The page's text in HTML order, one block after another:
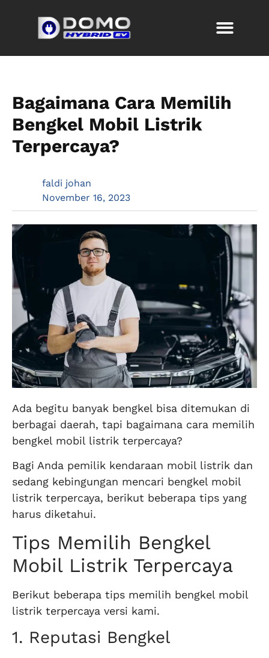
Bagaimana Cara Memilih
Bengkel Mobil Listrik
Terpercaya?
faldi johan
November 16, 2023
Ada begitu banyak bengkel bisa ditemukan di
berbagai daerah, tapi bagaimana cara memilih
bengkel mobil listrik terpercaya?
Bagi Anda pemilik kendaraan mobil listrik dan
sedang kebingungan mencari bengkel mobil
listrik terpercaya, berikut beberapa tips yang
harus diketahui.
Tips Memilih Bengkel
Mobil Listrik Terpercaya
Berikut beberapa tips memilih bengkel mobil
listrik terpercaya versi kami.
1. Reputasi Bengkel